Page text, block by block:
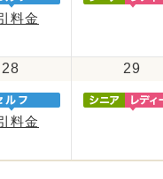
料金
28
料金
29